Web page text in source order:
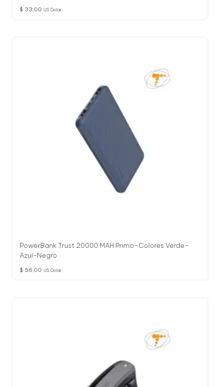
$ 33,00 US Dolar
PowerBank Trust 20000 MAH Primo–Colores Verde–
Azul-Negro
$ 56,00 US Dolar